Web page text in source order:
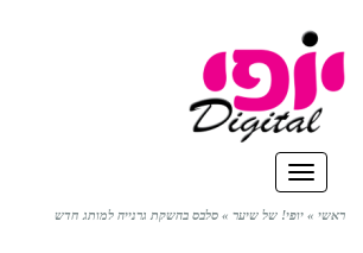
תפריט
ראשי » יופי! של שיער » סלבס בהשקת גרנייה למותג חדש